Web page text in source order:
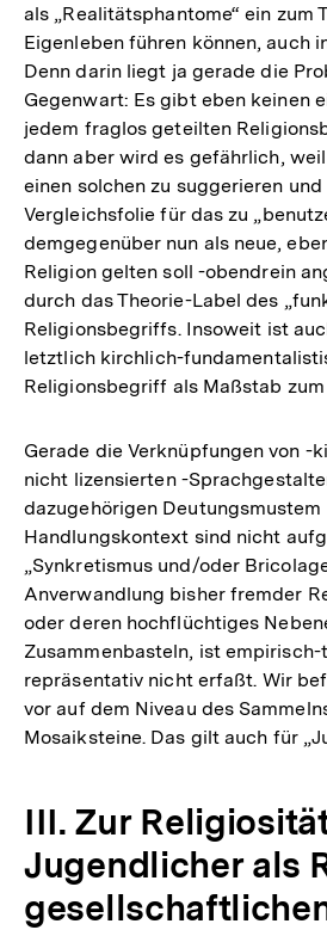
als „Realitätsphantome“ ein zum
Eigenleben führen können, auch
Denn darin liegt ja gerade die
Gegenwart: Es gibt eben keinen
jedem fraglos geteilten
dann aber wird es gefährlich,
einen solchen zu suggerieren und
Vergleichsfolie für das zu
demgegenüber nun als neue,
Religion gelten soll -obendrein
durch das Theorie-Label des
Religionsbegriffs. Insoweit ist
letztlich kirchlich-
Religionsbegriff als Maßstab
Gerade die Verknüpfungen von -
nicht lizensierten -
dazugehörigen Deutungsmustem
Handlungskontext sind nicht
„Synkretismus und/oder
Anverwandlung bisher fremder
oder deren hochflüchtiges
Zusammenbasteln, ist empirisch-
repräsentativ nicht erfaßt. Wir
vor auf dem Niveau des
Mosaiksteine. Das gilt auch für
III. Zur
Jugendlicher als